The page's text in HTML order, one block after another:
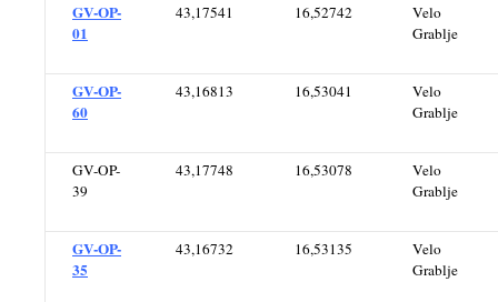
GV-OP-
01
43,17541 16,52742
Velo
Grablje
GV-OP-
60
43,16813 16,53041
Velo
Grablje
GV-OP-
39
43,17748 16,53078
Velo
Grablje
GV-OP-
35
43,16732 16,53135
Velo
Grablje